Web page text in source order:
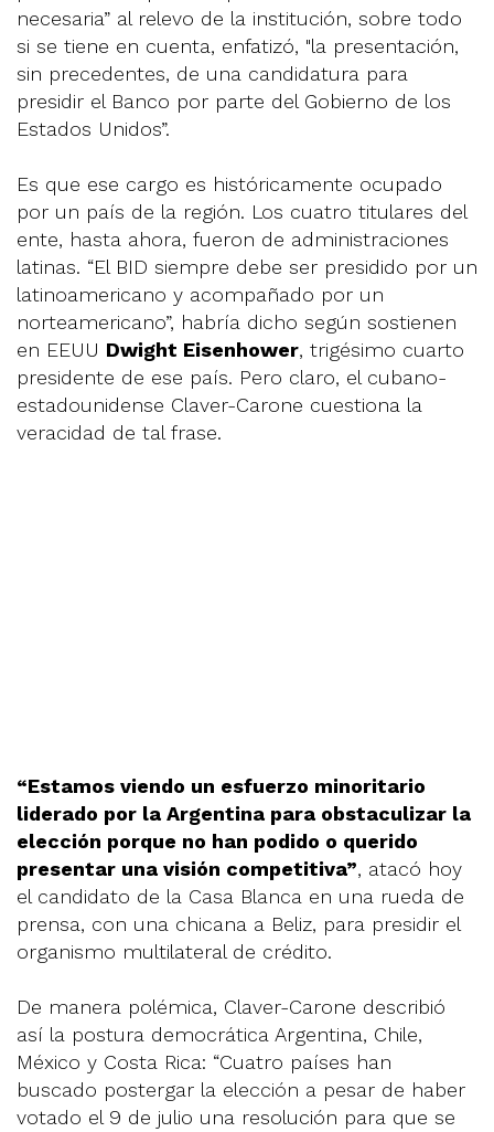
necesaria” al relevo de la institución, sobre todo
si se tiene en cuenta, enfatizó, "la presentación,
sin precedentes, de una candidatura para
presidir el Banco por parte del Gobierno de los
Estados Unidos”.
Es que ese cargo es históricamente ocupado
por un país de la región. Los cuatro titulares del
ente, hasta ahora, fueron de administraciones
latinas. “El BID siempre debe ser presidido por un
latinoamericano y acompañado por un
norteamericano”, habría dicho según sostienen
en EEUU Dwight Eisenhower, trigésimo cuarto
presidente de ese país. Pero claro, el cubano-
estadounidense Claver-Carone cuestiona la
veracidad de tal frase.
“Estamos viendo un esfuerzo minoritario
liderado por la Argentina para obstaculizar la
elección porque no han podido o querido
presentar una visión competitiva”, atacó hoy
el candidato de la Casa Blanca en una rueda de
prensa, con una chicana a Beliz, para presidir el
organismo multilateral de crédito.
De manera polémica, Claver-Carone describió
así la postura democrática Argentina, Chile,
México y Costa Rica: “Cuatro países han
buscado postergar la elección a pesar de haber
votado el 9 de julio una resolución para que se